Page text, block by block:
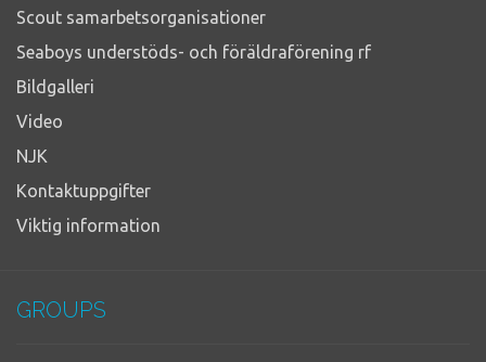
Scout samarbetsorganisationer
Seaboys understöds- och föräldraförening rf
Bildgalleri
Video
NJK
Kontaktuppgifter
Viktig information
GROUPS